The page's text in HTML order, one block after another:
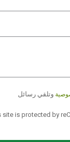
رسائل
This site is